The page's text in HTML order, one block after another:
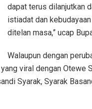
dapat terus dilanjutkan
istiadat dan
ditelan masa,” ucap
Walaupun dengan
viral dengan Otewe
Syarak, Syarak